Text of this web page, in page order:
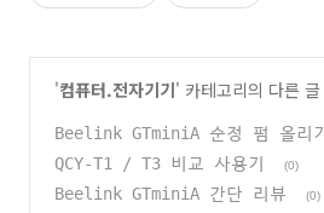
'컴퓨터.전자기기' 카테고리의 다른 글
Beelink GTminiA 순정 펌 올리기
QCY-T1 / T3 비교 사용기 (0)
Beelink GTminiA 간단 리뷰 (0)